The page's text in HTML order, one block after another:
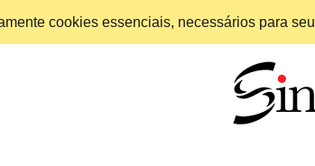
cookies essenciais, necessários para